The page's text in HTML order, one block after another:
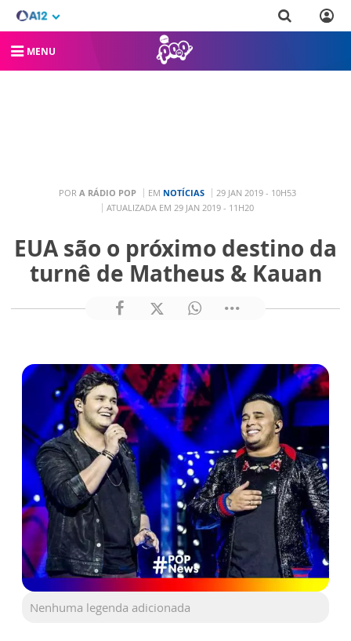
MENU
POR A RÁDIO POP EM NOTÍCIAS
29 JAN 2019 - 10H53
ATUALIZADA EM 29 JAN 2019 - 11H20
EUA são o próximo destino da
turnê de Matheus & Kauan
Nenhuma legenda adicionada